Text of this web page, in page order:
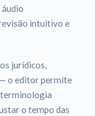
intuitivo e
jurídicos,
o editor permite
terminologia
o tempo das